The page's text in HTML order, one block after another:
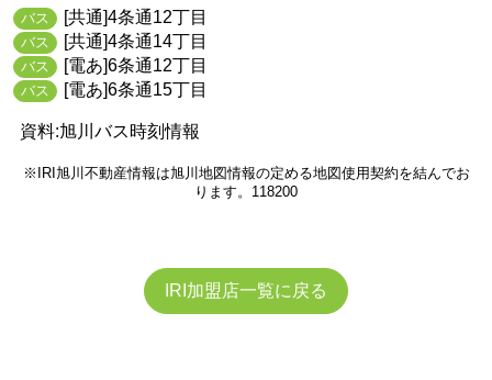
バス [共通]4条通12丁目
バス [共通]4条通14丁目
バス [電あ]6条通12丁目
バス [電あ]6条通15丁目
資料:旭川バス時刻情報
※IRI旭川不動産情報は旭川地図情報の定める地図使用契約を結んでお
ります。118200
IRI加盟店一覧に戻る